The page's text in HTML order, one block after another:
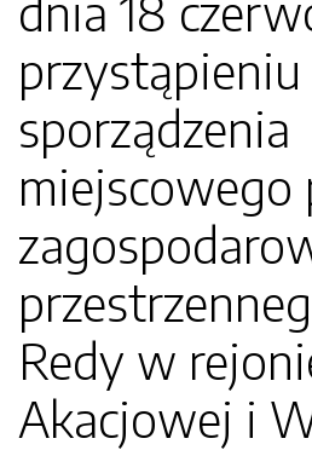
dnia 18
przystąpieniu
sporządzenia
miejscowego
Redy w
Akacjowej i